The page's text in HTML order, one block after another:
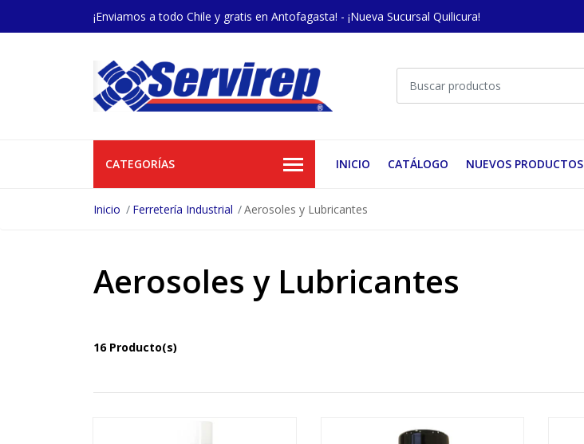
¡Enviamos a todo Chile y gratis en Antofagasta! - ¡Nueva Sucursal Quilicura!
CATEGORÍAS INICIO CATÁLOGO NUEVOS PRODUCTOS
Inicio Ferretería Industrial Aerosoles y Lubricantes
Aerosoles y Lubricantes
16 Producto(s)